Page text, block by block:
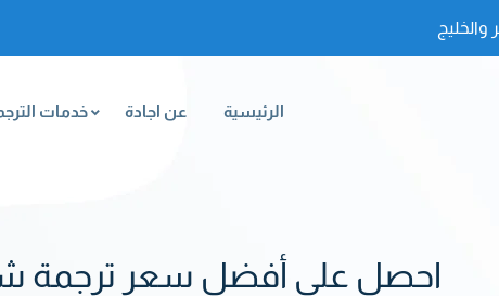
الرئيسية عن اجادة خدمات
احصل على أفضل سعر ترجمة